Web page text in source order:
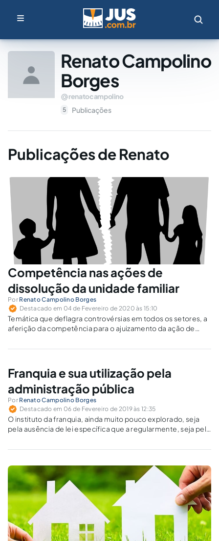
Renato Campolino
Borges
renatocampolino
5 Publicações
Publicações de Renato
Competência nas ações de
dissolução da unidade familiar
Por Renato Campolino Borges
Destacado em 04 de Fevereiro de 2020 às 15:10
Temática que deflagra controvérsias em todos os setores, a
aferição da competência para o ajuizamento da ação de
discussões: no conflito entre a escolha de competência
qual deve prevalecer?
Franquia e sua utilização pela
administração pública
Por Renato Campolino Borges
Destacado em 06 de Fevereiro de 2019 às 12:35
O instituto da franquia, ainda muito pouco explorado, seja
pela ausência de lei específica que a regularmente, seja pelo
novo, representa potencialmente uma maneira bastante
objetivos.